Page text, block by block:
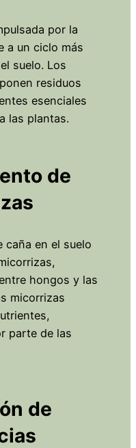
por la
a un ciclo más
suelo. Los
residuos
esenciales
las plantas.
de
caña en el suelo
hongos y las
micorrizas
parte de las
de